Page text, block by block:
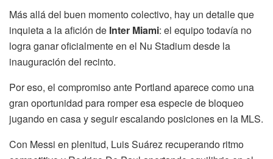
Más allá del buen momento colectivo, hay un detalle que
inquieta a la afición de Inter Miami: el equipo todavía no
logra ganar oficialmente en el Nu Stadium desde la
inauguración del recinto.
Por eso, el compromiso ante Portland aparece como una
gran oportunidad para romper esa especie de bloqueo
jugando en casa y seguir escalando posiciones en la MLS.
Con Messi en plenitud, Luis Suárez recuperando ritmo